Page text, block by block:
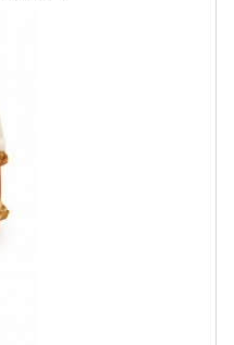
年4月
年3月
年2月
年1月